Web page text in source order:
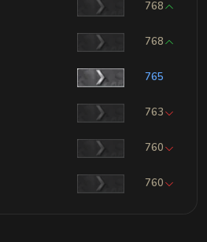
768
768
765
763
760
760